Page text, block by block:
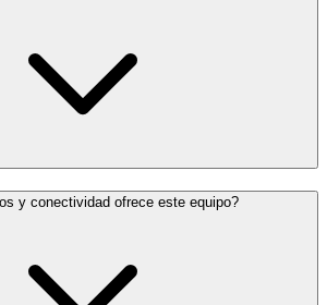
y conectividad ofrece este equipo?